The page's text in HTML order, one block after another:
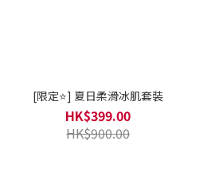
[限定⭐] 夏日柔滑冰肌套裝
HK$399.00
HK$900.00